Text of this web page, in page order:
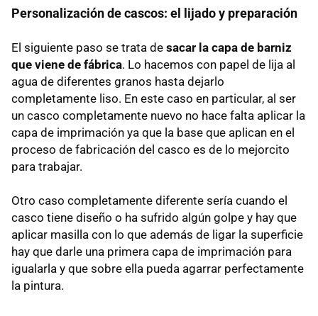
Personalización de cascos: el lijado y preparación
El siguiente paso se trata de sacar la capa de barniz
que viene de fábrica. Lo hacemos con papel de lija al
agua de diferentes granos hasta dejarlo
completamente liso. En este caso en particular, al ser
un casco completamente nuevo no hace falta aplicar la
capa de imprimación ya que la base que aplican en el
proceso de fabricación del casco es de lo mejorcito
para trabajar.
Otro caso completamente diferente sería cuando el
casco tiene diseño o ha sufrido algún golpe y hay que
aplicar masilla con lo que además de ligar la superficie
hay que darle una primera capa de imprimación para
igualarla y que sobre ella pueda agarrar perfectamente
la pintura.